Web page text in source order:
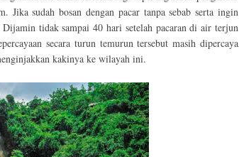
Jika sudah bosan dengan pacar tanpa sebab serta ingin
tidak sampai 40 hari setelah pacaran di air terjun
secara turun temurun tersebut masih dipercaya
kakinya ke wilayah ini.